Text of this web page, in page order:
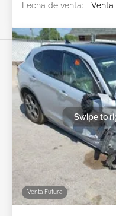
Fecha de venta:
Venta
Venta Futura
Swipe to